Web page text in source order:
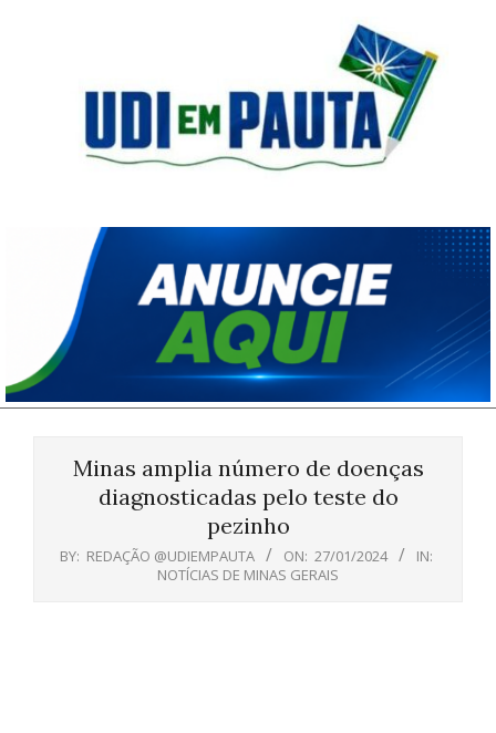
Pauta
Minas amplia número de doenças
diagnosticadas pelo teste do
pezinho
BY: REDAÇÃO @UDIEMPAUTA ON: 27/01/2024
IN:
NOTÍCIAS DE MINAS GERAIS